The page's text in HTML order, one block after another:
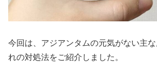
今回は、アジアンタムの元気がない主
れの対処法をご紹介しました。